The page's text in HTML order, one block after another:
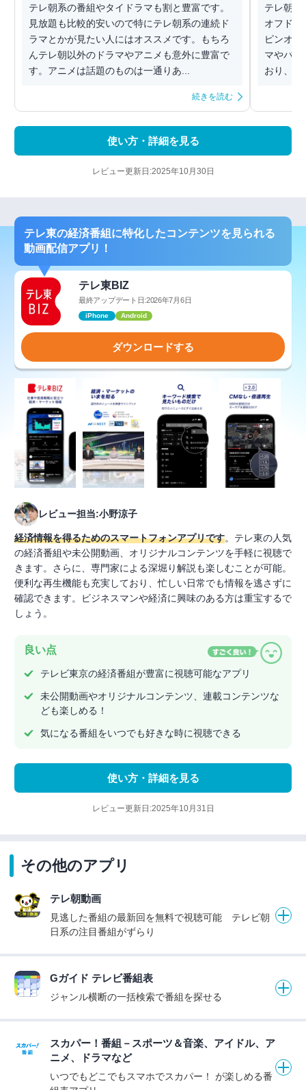
テレ朝系の番組やタイドラマも割と豊富です。
見放題も比較的安いので特にテレ朝系の連続ド
ラマとかが見たい人にはオススメです。もちろ
んテレ朝以外のドラマやアニメも意外に豊富で
す。アニメは話題のものは一通りあ...
続きを読む
テレ朝系
オフドラ
ピンオ
マやバラ
おり、見
使い方・詳細を見る
レビュー更新日:2025年10月30日
テレ東の経済番組に特化したコンテンツを見られる
動画配信アプリ！
テレ東BIZ
最終アップデート日:2026年7月6日
iPhone Android
ダウンロードする
レビュー担当:小野涼子
経済情報を得るためのスマートフォンアプリです。テレ東の人気
の経済番組や未公開動画、オリジナルコンテンツを手軽に視聴で
きます。さらに、専門家による深堀り解説も楽しむことが可能。
便利な再生機能も充実しており、忙しい日常でも情報を逃さずに
確認できます。ビジネスマンや経済に興味のある方は重宝するで
しょう。
良い点
テレビ東京の経済番組が豊富に視聴可能なアプリ
未公開動画やオリジナルコンテンツ、連載コンテンツな
ども楽しめる！
気になる番組をいつでも好きな時に視聴できる
使い方・詳細を見る
レビュー更新日:2025年10月31日
その他のアプリ
テレ朝動画
見逃した番組の最新回を無料で視聴可能 テレビ朝
日系の注目番組がずらり
Gガイド テレビ番組表
ジャンル横断の一括検索で番組を探せる
スカパー！番組－スポーツ＆音楽、アイドル、ア
ニメ、ドラマなど
いつでもどこでもスマホでスカパー！ が楽しめる番